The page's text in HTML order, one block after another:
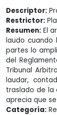
Descriptor:
Restrictor:
Resumen: El
laudo cuando
partes lo
del
Tribunal
laudar,
traslado de la
aprecia que
Categoría: